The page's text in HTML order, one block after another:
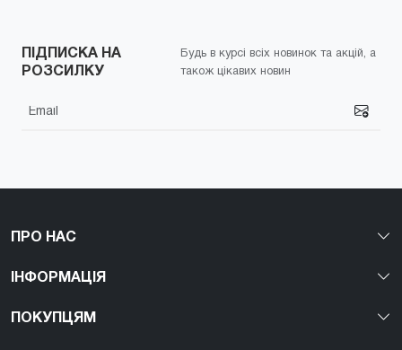
ПІДПИСКА НА
РОЗСИЛКУ
Будь в курсі всіх новинок та акцій, а
також цікавих новин
ПРО НАС
ІНФОРМАЦІЯ
ПОКУПЦЯМ